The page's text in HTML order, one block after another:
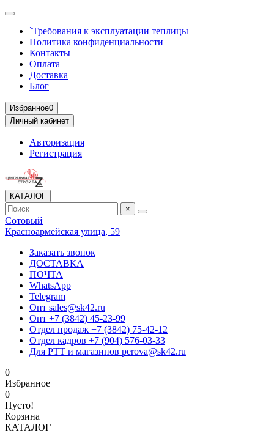
`Требования к эксплуатации теплицы
Политика конфиденциальности
Контакты
Оплата
Доставка
Блог
Избранное0
Личный кабинет
Авторизация
Регистрация
КАТАЛОГ
×
Сотовый
Красноармейская улица, 59
Заказать звонок
ДОСТАВКА
ПОЧТА
WhatsApp
Telegram
Опт sales@sk42.ru
Опт +7 (3842) 45-23-99
Отдел продаж +7 (3842) 75-42-12
Отдел кадров +7 (904) 576-03-33
Для РТТ и магазинов perova@sk42.ru
0
Избранное
0
Пусто!
Корзина
КАТАЛОГ